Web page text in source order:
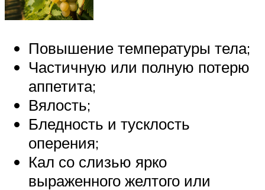
Повышение температуры тела;
Частичную или полную потерю
аппетита;
Вялость;
Бледность и тусклость
оперения;
Кал со слизью ярко
выраженного желтого или